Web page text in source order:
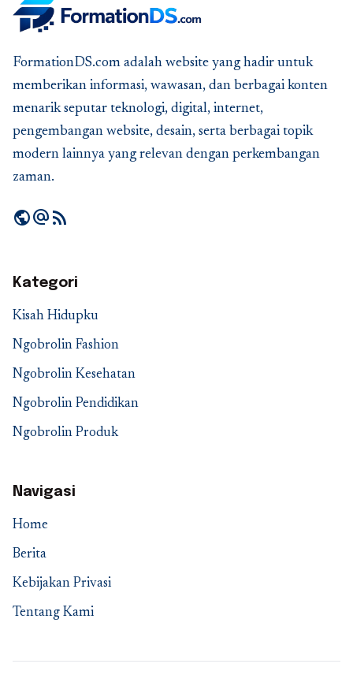
FormationDS.com adalah website yang hadir untuk
memberikan informasi, wawasan, dan berbagai konten
menarik seputar teknologi, digital, internet,
pengembangan website, desain, serta berbagai topik
modern lainnya yang relevan dengan perkembangan
zaman.
publicalternate_emailrss_feed
Kategori
Kisah Hidupku
Ngobrolin Fashion
Ngobrolin Kesehatan
Ngobrolin Pendidikan
Ngobrolin Produk
Navigasi
Home
Berita
Kebijakan Privasi
Tentang Kami